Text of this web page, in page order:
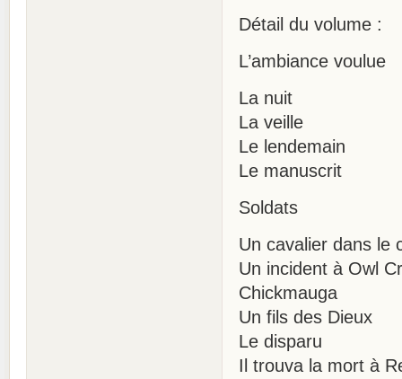
Détail du volume :
L’ambiance voulue
La nuit
La veille
Le lendemain
Le manuscrit
Soldats
Un cavalier dans le
Un incident à Owl
Chickmauga
Un fils des Dieux
Le disparu
Il trouva la mort à